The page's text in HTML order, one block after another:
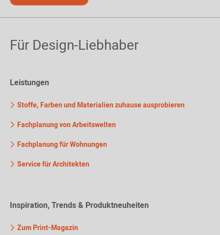
Für Design-Liebhaber
Leistungen
Stoffe, Farben und Materialien zuhause ausprobieren
Fachplanung von Arbeitswelten
Fachplanung für Wohnungen
Service für Architekten
Inspiration, Trends & Produktneuheiten
Zum Print-Magazin